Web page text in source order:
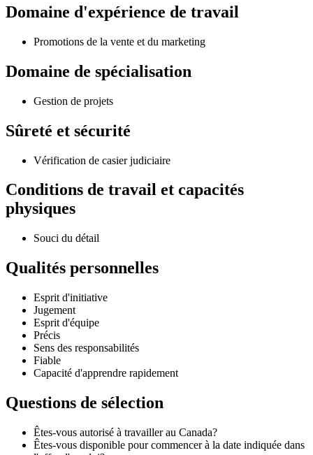
Domaine d'expérience de travail
Promotions de la vente et du marketing
Domaine de spécialisation
Gestion de projets
Sûreté et sécurité
Vérification de casier judiciaire
Conditions de travail et capacités
physiques
Souci du détail
Qualités personnelles
Esprit d'initiative
Jugement
Esprit d'équipe
Précis
Sens des responsabilités
Fiable
Capacité d'apprendre rapidement
Questions de sélection
Êtes-vous autorisé à travailler au Canada?
Êtes-vous disponible pour commencer à la date indiquée dans